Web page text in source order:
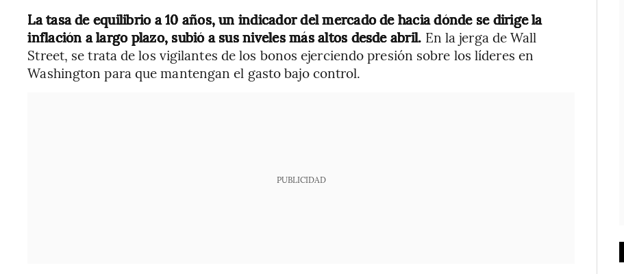
La tasa de equilibrio a 10 años, un indicador del mercado de hacia dónde se dirige la
inflación a largo plazo, subió a sus niveles más altos desde abril. En la jerga de Wall
Street, se trata de los vigilantes de los bonos ejerciendo presión sobre los líderes en
Washington para que mantengan el gasto bajo control.
PUBLICIDAD